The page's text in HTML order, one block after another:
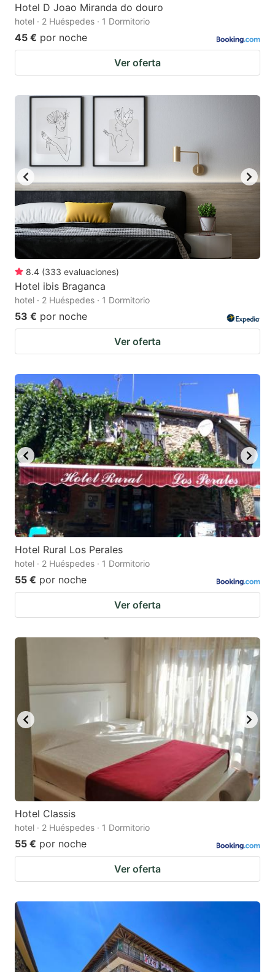
Hotel D Joao Miranda do douro
hotel · 2 Huéspedes · 1 Dormitorio
45 € por noche
Ver oferta
8.4 (333 evaluaciones)
Hotel ibis Braganca
hotel · 2 Huéspedes · 1 Dormitorio
53 € por noche
Ver oferta
Hotel Rural Los Perales
hotel · 2 Huéspedes · 1 Dormitorio
55 € por noche
Ver oferta
Hotel Classis
hotel · 2 Huéspedes · 1 Dormitorio
55 € por noche
Ver oferta